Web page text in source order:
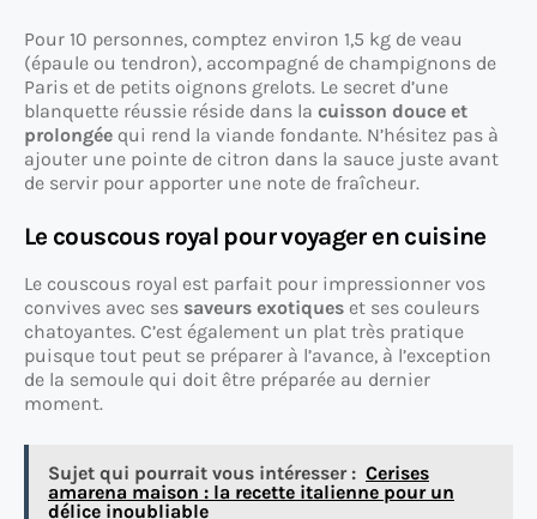
Pour 10 personnes, comptez environ 1,5 kg de veau
(épaule ou tendron), accompagné de champignons de
Paris et de petits oignons grelots. Le secret d’une
blanquette réussie réside dans la cuisson douce et
prolongée qui rend la viande fondante. N’hésitez pas à
ajouter une pointe de citron dans la sauce juste avant
de servir pour apporter une note de fraîcheur.
Le couscous royal pour voyager en cuisine
Le couscous royal est parfait pour impressionner vos
convives avec ses saveurs exotiques et ses couleurs
chatoyantes. C’est également un plat très pratique
puisque tout peut se préparer à l’avance, à l’exception
de la semoule qui doit être préparée au dernier
moment.
Sujet qui pourrait vous intéresser : Cerises
amarena maison : la recette italienne pour un
délice inoubliable